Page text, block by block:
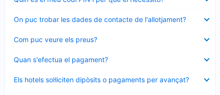
tancat
On puc trobar les dades de contacte de l'allotjament?
tancat
Com puc veure els preus?
tancat
Quan s'efectua el pagament?
tancat
Els hotels sol·liciten dipòsits o pagaments per avançat?
tancat